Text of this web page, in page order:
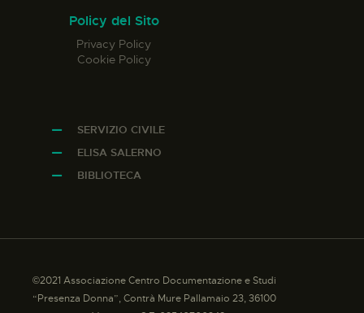
Policy del Sito
Privacy Policy
Cookie Policy
SERVIZIO CIVILE
ELISA SALERNO
BIBLIOTECA
©2021 Associazione Centro Documentazione e Studi
“Presenza Donna”, Contrà Mure Pallamaio 23, 36100